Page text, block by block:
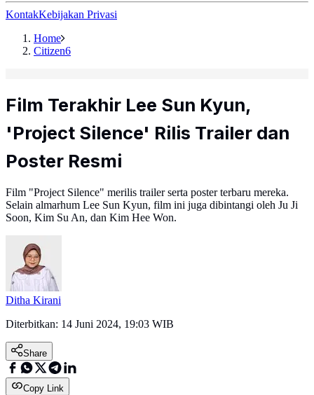
KontakKebijakan Privasi
Home
Citizen6
Film Terakhir Lee Sun Kyun,
'Project Silence' Rilis Trailer dan
Poster Resmi
Film "Project Silence" merilis trailer serta poster terbaru mereka.
Selain almarhum Lee Sun Kyun, film ini juga dibintangi oleh Ju Ji
Soon, Kim Su An, dan Kim Hee Won.
Ditha Kirani
Diterbitkan: 14 Juni 2024, 19:03 WIB
Share
Copy Link